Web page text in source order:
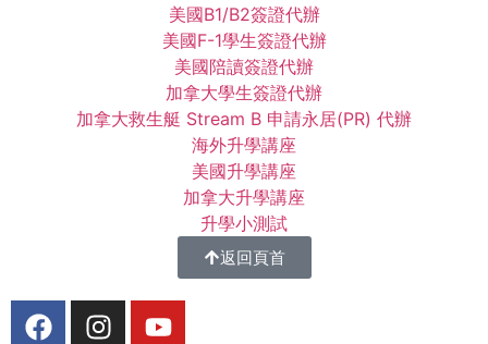
美國B1/B2簽證代辦
美國F-1學生簽證代辦
美國陪讀簽證代辦
加拿大學生簽證代辦
加拿大救生艇 Stream B 申請永居(PR) 代辦
海外升學講座
美國升學講座
加拿大升學講座
升學小測試
返回頁首